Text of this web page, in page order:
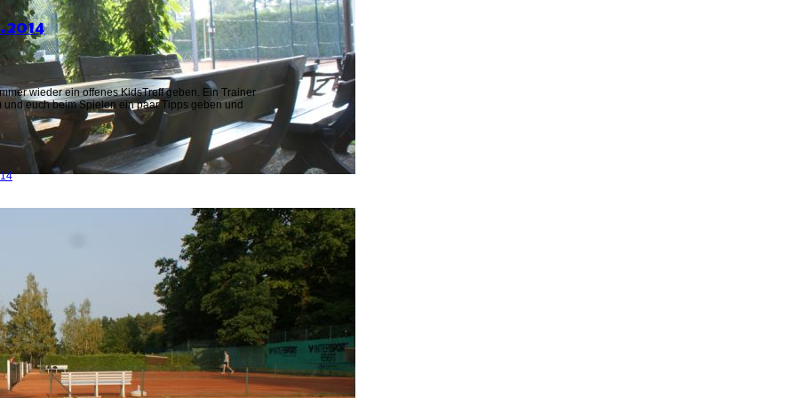
wieder ein offenes KidsTreff geben. Ein Trainer
euch beim Spielen ein paar Tipps geben und